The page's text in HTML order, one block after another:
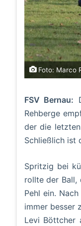
Foto: Marco
FSV Bernau:
Rehberge
der die
Schließlich ist
Spritzig bei
rollte der Ball,
Pehl ein.
immer besser
Levi Böttcher